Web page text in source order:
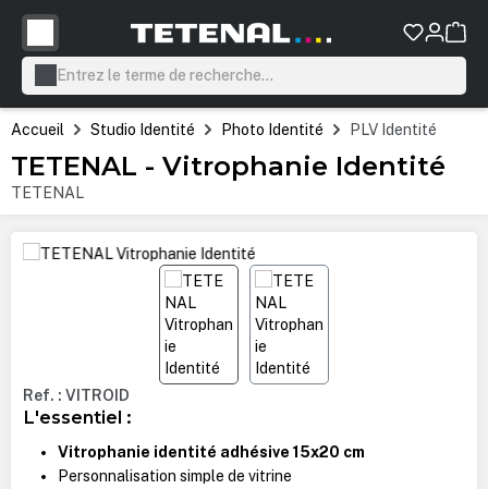
principal
Accueil Studio Identité Photo Identité PLV Identité
TETENAL - Vitrophanie Identité
TETENAL
Ignorer la galerie d'images
Ref. : VITROID
L'essentiel :
Vitrophanie identité adhésive 15x20 cm
Personnalisation simple de vitrine